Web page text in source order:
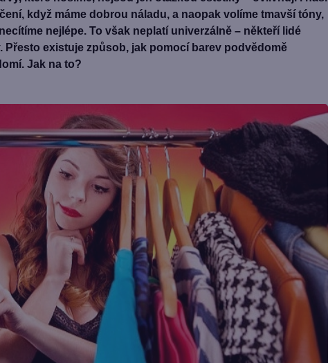
když máme dobrou náladu, a naopak volíme tmavší tóny,
nejlépe. To však neplatí univerzálně – někteří lidé
existuje způsob, jak pomocí barev podvědomě
Jak na to?